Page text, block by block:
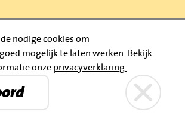
© 2026 Jumbo Huibers
Petenbos
Privacyverklaring
© 2026 Jumbo Huibers
IBAN: NL92 RABO 0395111021
Jumbo Huibers
nodige cookies om
mogelijk te laten werken.
Bekijk
onze privacyverklaring.